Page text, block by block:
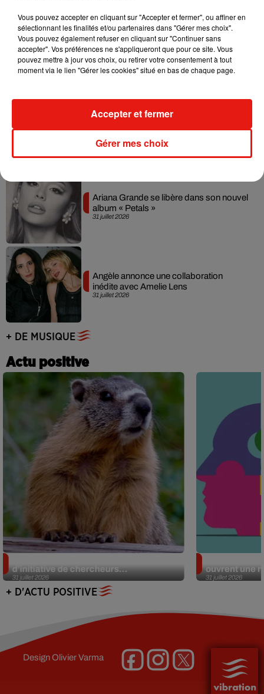
4 août 2026
Ariana Grande prendra une pause après
sa tournée mondiale
Grand Corps Malade emmène Styleto
en road-trip dans son nouveau clip
31 juillet 2026
Ariana Grande se libère dans son nouvel
album « Petals »
31 juillet 2026
Angèle annonce une collaboration
inédite avec Amelie Lens
+ DE MUSIQUE
Actu positive
31 juillet 2026
d’initiative de chercheurs...
31 juillet 2026
ouvrent une
+ D'ACTU POSITIVE
DesignOlivier Varma
Vous pouvez accepter en cliquant sur "Accepter et fermer", ou affiner en
sélectionnant les finalités et/ou partenaires dans "Gérer mes choix".
Vous pouvez également refuser en cliquant sur "Continuer sans
accepter". Vos préférences ne s'appliqueront que pour ce site. Vous
pouvez mettre à jour vos choix, ou retirer votre consentement à tout
moment via le lien "Gérer les cookies" situé en bas de chaque page.
Gérer mes choix
Accepter et fermer